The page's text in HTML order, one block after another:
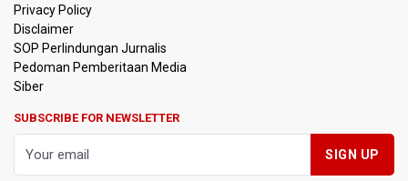
Korlantas Catat 16.812 Pelanggaran Plat Nomor Terekam
Menko Polkam Imbau Tidak Bertindak Anarkis jika Ingin
Korupsi Chromebook
Polisi Ungkap Peredaran 86,4 Kg Sabu dan 5.171 Butir
Privacy Policy
Disclaimer
SOP Perlindungan Jurnalis
Pedoman Pemberitaan Media
Siber
SUBSCRIBE FOR NEWSLETTER